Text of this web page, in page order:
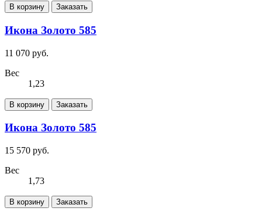
В корзину Заказать
Икона Золото 585
11 070 руб.
Вес
1,23
В корзину Заказать
Икона Золото 585
15 570 руб.
Вес
1,73
В корзину Заказать